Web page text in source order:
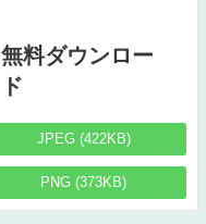
無料ダウンロー
ド
JPEG (422KB)
PNG (373KB)